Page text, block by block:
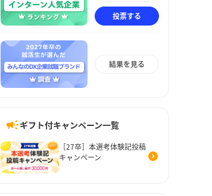
投票する
結果を見る
ギフト付キャンペーン一覧
［27卒］本選考体験記投稿
キャンペーン